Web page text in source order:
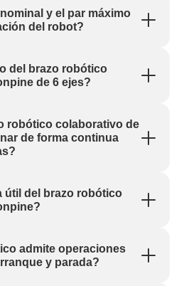
y el par máximo
del robot?
del brazo robótico
de 6 ejes?
robótico colaborativo de
de forma continua
útil del brazo robótico
admite operaciones
y parada?